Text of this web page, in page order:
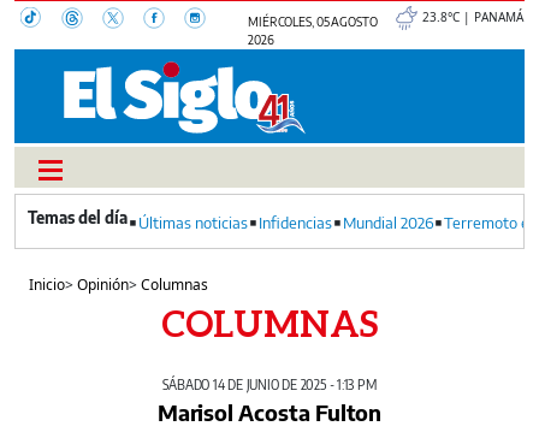
MIÉRCOLES, 05 AGOSTO
2026
23.8°C | PANAMÁ
Últimas noticias Infidencias Mundial 2026 Terremoto
Inicio>Opinión>Columnas
COLUMNAS
SÁBADO 14 DE JUNIO DE 2025 - 1:13 PM
Marisol Acosta Fulton